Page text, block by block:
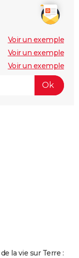
Voir un exemple
Voir un exemple
Voir un exemple
la vie sur Terre :